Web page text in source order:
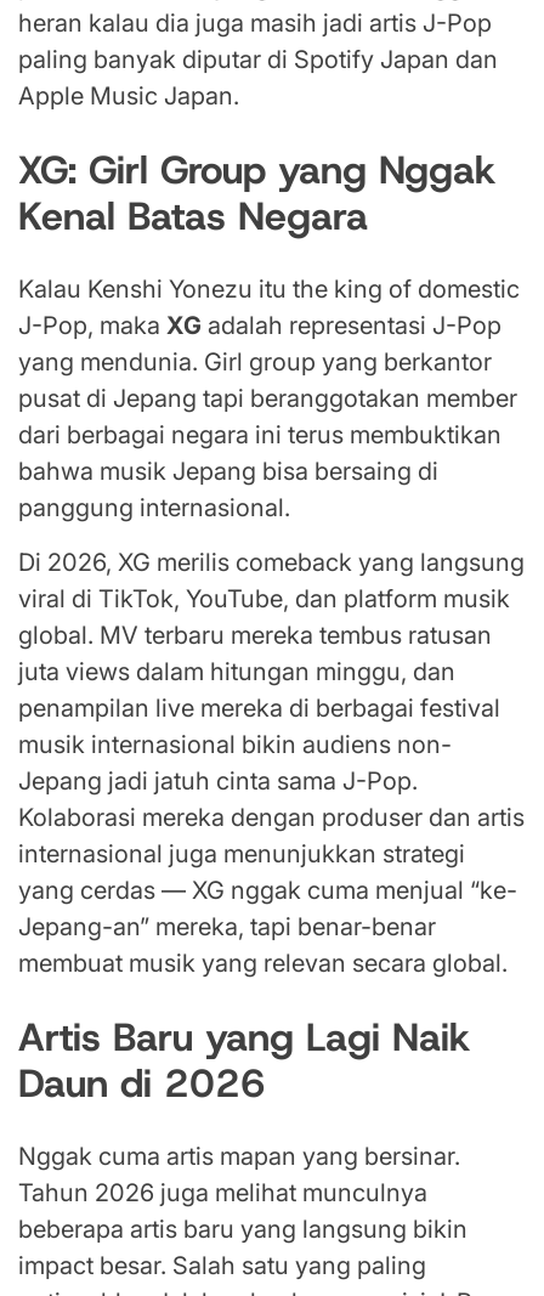
heran kalau dia juga masih jadi artis J-Pop
paling banyak diputar di Spotify Japan dan
Apple Music Japan.
XG: Girl Group yang Nggak
Kenal Batas Negara
Kalau Kenshi Yonezu itu the king of domestic
J-Pop, maka XG adalah representasi J-Pop
yang mendunia. Girl group yang berkantor
pusat di Jepang tapi beranggotakan member
dari berbagai negara ini terus membuktikan
bahwa musik Jepang bisa bersaing di
panggung internasional.
Di 2026, XG merilis comeback yang langsung
viral di TikTok, YouTube, dan platform musik
global. MV terbaru mereka tembus ratusan
juta views dalam hitungan minggu, dan
penampilan live mereka di berbagai festival
musik internasional bikin audiens non-
Jepang jadi jatuh cinta sama J-Pop.
Kolaborasi mereka dengan produser dan artis
internasional juga menunjukkan strategi
yang cerdas — XG nggak cuma menjual “ke-
Jepang-an” mereka, tapi benar-benar
membuat musik yang relevan secara global.
Artis Baru yang Lagi Naik
Daun di 2026
Nggak cuma artis mapan yang bersinar.
Tahun 2026 juga melihat munculnya
beberapa artis baru yang langsung bikin
impact besar. Salah satu yang paling